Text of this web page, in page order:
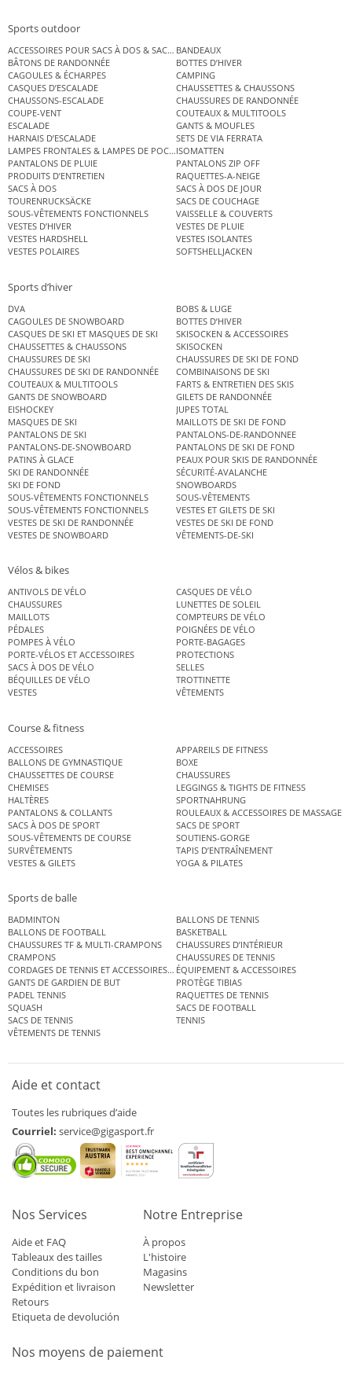
Sports outdoor
ACCESSOIRES POUR SACS À DOS & SACS ÉTANCHES
BANDEAUX
BÂTONS DE RANDONNÉE
BOTTES D’HIVER
CAGOULES & ÉCHARPES
CAMPING
CASQUES D’ESCALADE
CHAUSSETTES & CHAUSSONS
CHAUSSONS-ESCALADE
CHAUSSURES DE RANDONNÉE
COUPE-VENT
COUTEAUX & MULTITOOLS
ESCALADE
GANTS & MOUFLES
HARNAIS D’ESCALADE
SETS DE VIA FERRATA
LAMPES FRONTALES & LAMPES DE POCHEISOMATTEN
PANTALONS DE PLUIE
PANTALONS ZIP OFF
PRODUITS D’ENTRETIEN
RAQUETTES-A-NEIGE
SACS À DOS
SACS À DOS DE JOUR
TOURENRUCKSÄCKE
SACS DE COUCHAGE
SOUS-VÊTEMENTS FONCTIONNELS
VAISSELLE & COUVERTS
VESTES D’HIVER
VESTES DE PLUIE
VESTES HARDSHELL
VESTES ISOLANTES
VESTES POLAIRES
SOFTSHELLJACKEN
Sports d’hiver
DVA
BOBS & LUGE
CAGOULES DE SNOWBOARD
BOTTES D’HIVER
CASQUES DE SKI ET MASQUES DE SKI
SKISOCKEN & ACCESSOIRES
CHAUSSETTES & CHAUSSONS
SKISOCKEN
CHAUSSURES DE SKI
CHAUSSURES DE SKI DE FOND
CHAUSSURES DE SKI DE RANDONNÉE
COMBINAISONS DE SKI
COUTEAUX & MULTITOOLS
FARTS & ENTRETIEN DES SKIS
GANTS DE SNOWBOARD
GILETS DE RANDONNÉE
EISHOCKEY
JUPES TOTAL
MASQUES DE SKI
MAILLOTS DE SKI DE FOND
PANTALONS DE SKI
PANTALONS-DE-RANDONNEE
PANTALONS-DE-SNOWBOARD
PANTALONS DE SKI DE FOND
PATINS À GLACE
PEAUX POUR SKIS DE RANDONNÉE
SKI DE RANDONNÉE
SÉCURITÉ-AVALANCHE
SKI DE FOND
SNOWBOARDS
SOUS-VÊTEMENTS FONCTIONNELS
SOUS-VÊTEMENTS
SOUS-VÊTEMENTS FONCTIONNELS
VESTES ET GILETS DE SKI
VESTES DE SKI DE RANDONNÉE
VESTES DE SKI DE FOND
VESTES DE SNOWBOARD
VÊTEMENTS-DE-SKI
Vélos & bikes
ANTIVOLS DE VÉLO
CASQUES DE VÉLO
CHAUSSURES
LUNETTES DE SOLEIL
MAILLOTS
COMPTEURS DE VÉLO
PÉDALES
POIGNÉES DE VÉLO
POMPES À VÉLO
PORTE-BAGAGES
PORTE-VÉLOS ET ACCESSOIRES
PROTECTIONS
SACS À DOS DE VÉLO
SELLES
BÉQUILLES DE VÉLO
TROTTINETTE
VESTES
VÊTEMENTS
Course & fitness
ACCESSOIRES
APPAREILS DE FITNESS
BALLONS DE GYMNASTIQUE
BOXE
CHAUSSETTES DE COURSE
CHAUSSURES
CHEMISES
LEGGINGS & TIGHTS DE FITNESS
HALTÈRES
SPORTNAHRUNG
PANTALONS & COLLANTS
ROULEAUX & ACCESSOIRES DE MASSAGE
SACS À DOS DE SPORT
SACS DE SPORT
SOUS-VÊTEMENTS DE COURSE
SOUTIENS-GORGE
SURVÊTEMENTS
TAPIS D’ENTRAÎNEMENT
VESTES & GILETS
YOGA & PILATES
Sports de balle
BADMINTON
BALLONS DE TENNIS
BALLONS DE FOOTBALL
BASKETBALL
CHAUSSURES TF & MULTI-CRAMPONS
CHAUSSURES D’INTÉRIEUR
CRAMPONS
CHAUSSURES DE TENNIS
CORDAGES DE TENNIS ET ACCESSOIRES DE TENNISÉQUIPEMENT & ACCESSOIRES
GANTS DE GARDIEN DE BUT
PROTÈGE TIBIAS
PADEL TENNIS
RAQUETTES DE TENNIS
SQUASH
SACS DE FOOTBALL
SACS DE TENNIS
TENNIS
VÊTEMENTS DE TENNIS
Aide et contact
Toutes les rubriques d’aide
Courriel: service@gigasport.fr
Nos Services
Aide et FAQ
Tableaux des tailles
Conditions du bon
Expédition et livraison
Retours
Etiqueta de devolución
Notre Entreprise
À propos
L'histoire
Magasins
Newsletter
Nos moyens de paiement